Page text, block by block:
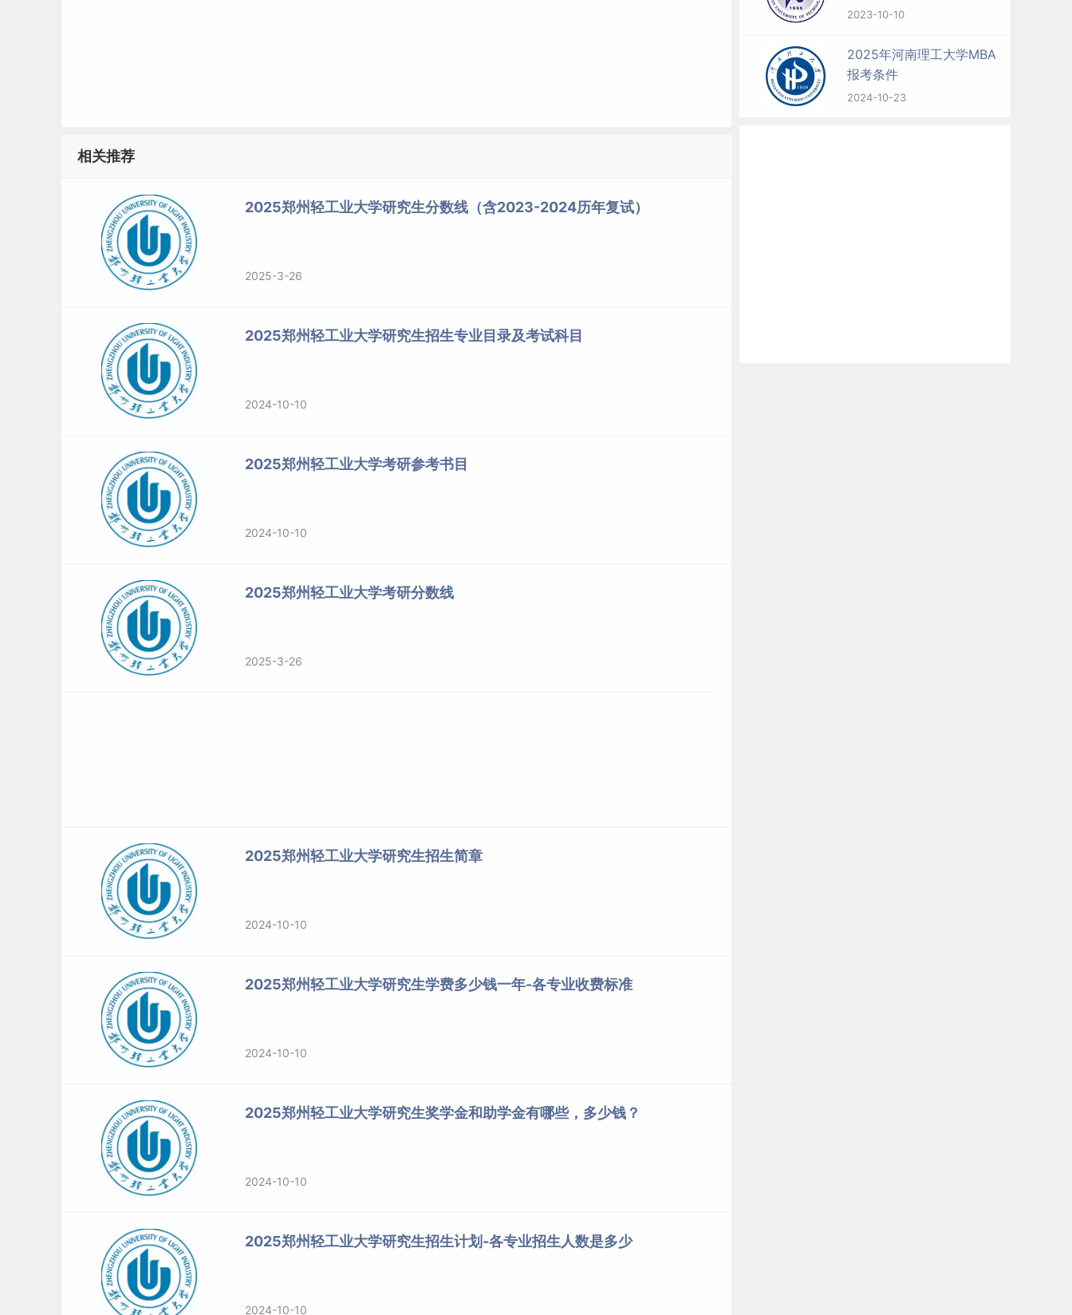
相关推荐
2025郑州轻工业大学研究生分数线（含2023-2024历年复试）
2025-3-26
2025郑州轻工业大学研究生招生专业目录及考试科目
2024-10-10
2025郑州轻工业大学考研参考书目
2024-10-10
2025郑州轻工业大学考研分数线
2025-3-26
2025郑州轻工业大学研究生招生简章
2024-10-10
2025郑州轻工业大学研究生学费多少钱一年-各专业收费标准
2024-10-10
2025郑州轻工业大学研究生奖学金和助学金有哪些，多少钱？
2024-10-10
2025郑州轻工业大学研究生招生计划-各专业招生人数是多少
2024-10-10
2023-10-10
2025年河南理工大学MBA
报考条件
2024-10-23